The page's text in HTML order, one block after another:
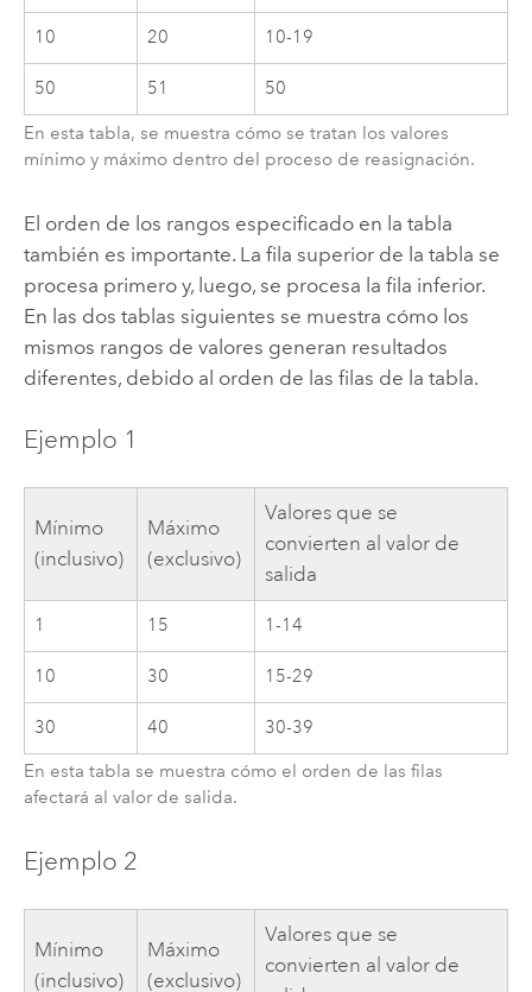
10 20 10-19
50 51 50
En esta tabla, se muestra cómo se tratan los valores
mínimo y máximo dentro del proceso de reasignación.
El orden de los rangos especificado en la tabla
también es importante. La fila superior de la tabla se
procesa primero y, luego, se procesa la fila inferior.
En las dos tablas siguientes se muestra cómo los
mismos rangos de valores generan resultados
diferentes, debido al orden de las filas de la tabla.
Ejemplo 1
Mínimo
(inclusivo)
Máximo
(exclusivo)
Valores que se
convierten al valor de
salida
1 15 1-14
10 30 15-29
30 40 30-39
En esta tabla se muestra cómo el orden de las filas
afectará al valor de salida.
Ejemplo 2
Mínimo
(inclusivo)
Máximo
(exclusivo)
Valores que se
convierten al valor de